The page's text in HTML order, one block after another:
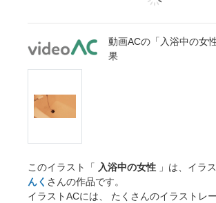
動画ACの「入浴中の女
果
このイラスト「 入浴中の女性 」は、イラ
んく さんの作品です。
イラストACには、 たくさんのイラストレ